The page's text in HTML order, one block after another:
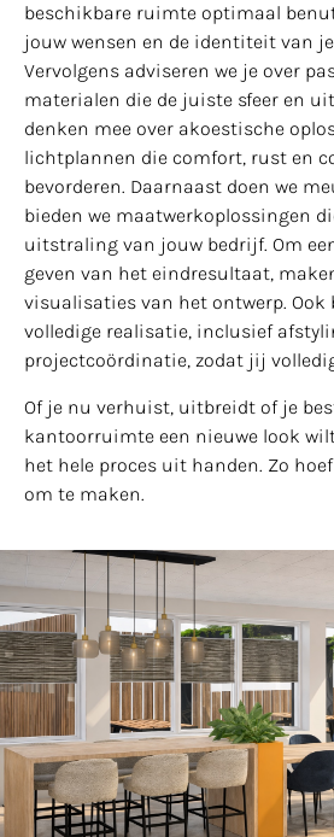
beschikbare ruimte optimaal
jouw wensen en de identiteit van
Vervolgens adviseren we je over
materialen die de juiste sfeer en
denken mee over akoestische
lichtplannen die comfort, rust en
bevorderen. Daarnaast doen we
bieden we maatwerkoplossingen
uitstraling van jouw bedrijf. Om
geven van het eindresultaat,
visualisaties van het ontwerp. Ook
volledige realisatie, inclusief
projectcoördinatie, zodat jij
Of je nu verhuist, uitbreidt of je
kantoorruimte een nieuwe look
het hele proces uit handen. Zo
om te maken.